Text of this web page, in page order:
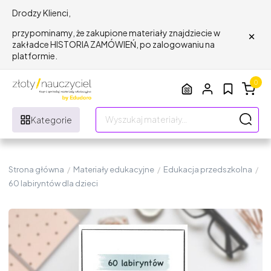
Drodzy Klienci,
przypominamy, że zakupione materiały znajdziecie w
zakładce HISTORIA ZAMÓWIEŃ, po zalogowaniu na
platformie.
×
Kategorie
0
Strona główna / Materiały edukacyjne / Edukacja przedszkolna /
60 labiryntów dla dzieci